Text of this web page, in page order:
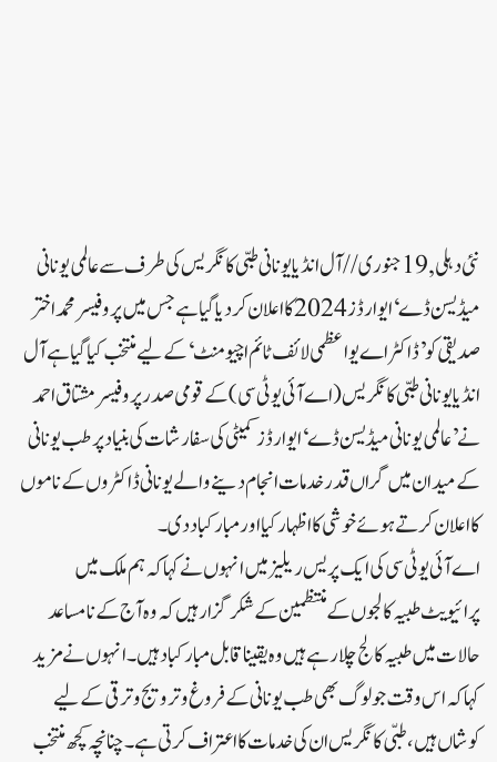
نئی دہلی, 19 جنوری //آل انڈیا یونانی طبی کانگریس کی طرف سے عالمی یونانی
میڈیسن ڈے‘ ایوارڈز 2024 کا اعلان کردیاگیاہے جس میں پروفیسر محمد اختر
صدیقی کو’ڈاکٹر اے یو اعظمی لائف ٹائم اچیومنٹ‘ کے لیے منتخب کیاگیاہے آل
انڈیا یونانی طبی کانگریس(اے آئی یوٹی سی ) کے قومی صدر پروفیسر مشتاق احمد
نے ’عالمی یونانی میڈیسن ڈے‘ ایوارڈز کمیٹی کی سفارشات کی بنیاد پر طب یونانی
کے میدان میں گراں قدر خدمات انجام دینے والے یونانی ڈاکٹروں کے ناموں
کا اعلان کرتے ہوئے خوشی کا اظہار کیا اور مبارکباد دی۔
اے آئی یوٹی سی کی ایک پریس ریلیز میں انہوں نے کہا کہ ہم ملک میں
پرائیویٹ طبیہ کالجوں کے منتظمین کے شکر گزار ہیں کہ وہ آج کے نامساعد
حالات میں طبیہ کالج چلا رہے ہیں وہ یقینا قابل مبارکباد ہیں۔ انہوں نے مزید
کہا کہ اس وقت جو لوگ بھی طب یونانی کے فروغ و ترویج و ترقی کے لیے
کوشاں ہیں، طبّی کانگریس ان کی خدمات کا اعتراف کرتی ہے۔ چنانچہ کچھ منتخب